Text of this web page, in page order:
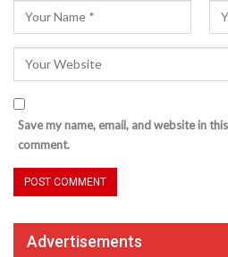
Save my name, email, and website in
comment.
Advertisements